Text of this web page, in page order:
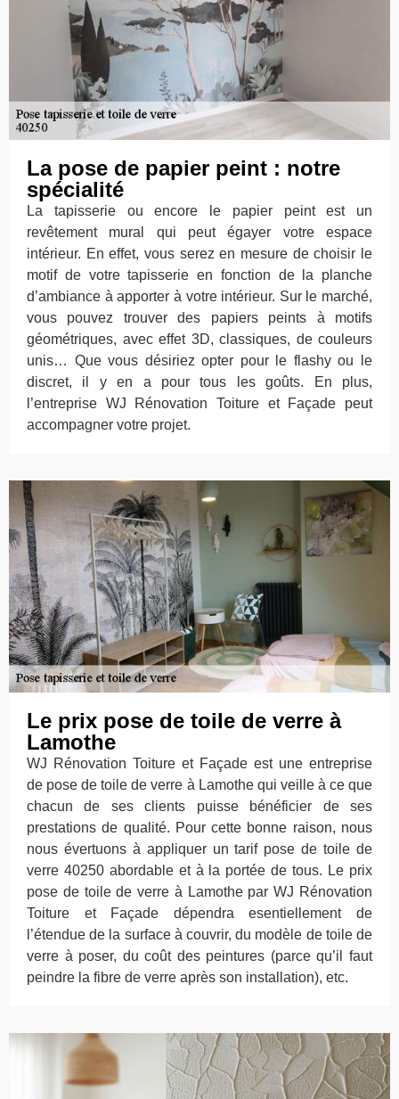
La pose de papier peint : notre
spécialité
La tapisserie ou encore le papier peint est un
revêtement mural qui peut égayer votre espace
intérieur. En effet, vous serez en mesure de choisir le
motif de votre tapisserie en fonction de la planche
d’ambiance à apporter à votre intérieur. Sur le marché,
vous pouvez trouver des papiers peints à motifs
géométriques, avec effet 3D, classiques, de couleurs
unis… Que vous désiriez opter pour le flashy ou le
discret, il y en a pour tous les goûts. En plus,
l’entreprise WJ Rénovation Toiture et Façade peut
accompagner votre projet.
Le prix pose de toile de verre à
Lamothe
WJ Rénovation Toiture et Façade est une entreprise
de pose de toile de verre à Lamothe qui veille à ce que
chacun de ses clients puisse bénéficier de ses
prestations de qualité. Pour cette bonne raison, nous
nous évertuons à appliquer un tarif pose de toile de
verre 40250 abordable et à la portée de tous. Le prix
pose de toile de verre à Lamothe par WJ Rénovation
Toiture et Façade dépendra esentiellement de
l’étendue de la surface à couvrir, du modèle de toile de
verre à poser, du coût des peintures (parce qu’il faut
peindre la fibre de verre après son installation), etc.